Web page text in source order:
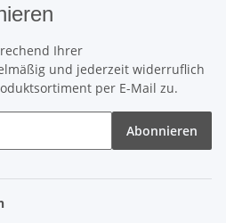
Ihrer
und jederzeit widerruflich
per E-Mail zu.
Abonnieren